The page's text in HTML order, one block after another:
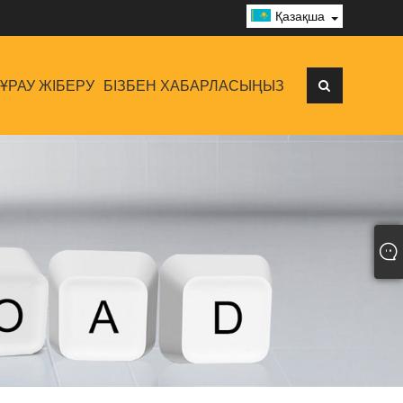
Қазақша
ЖІБЕРУ БІЗБЕН ХАБАРЛАСЫҢЫЗ